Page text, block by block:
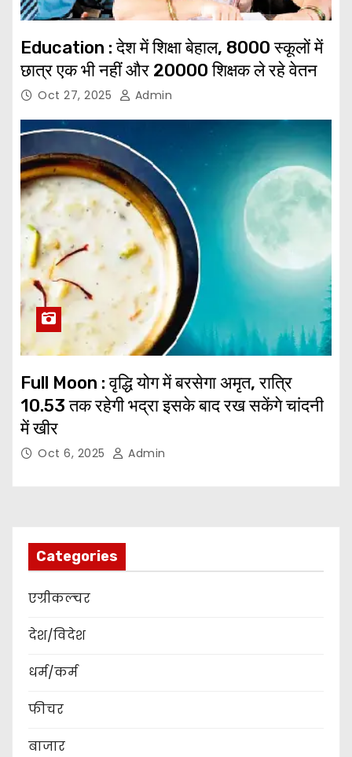
Education : देश में शिक्षा बेहाल, 8000 स्कूलों में
छात्र एक भी नहीं और 20000 शिक्षक ले रहे वेतन
Oct 27, 2025 Admin
Full Moon : वृद्धि योग में बरसेगा अमृत, रात्रि
10.53 तक रहेगी भद्रा इसके बाद रख सकेंगे चांदनी
में खीर
Oct 6, 2025 Admin
Categories
एग्रीकल्चर
देश/विदेश
धर्म/कर्म
फीचर
बाजार